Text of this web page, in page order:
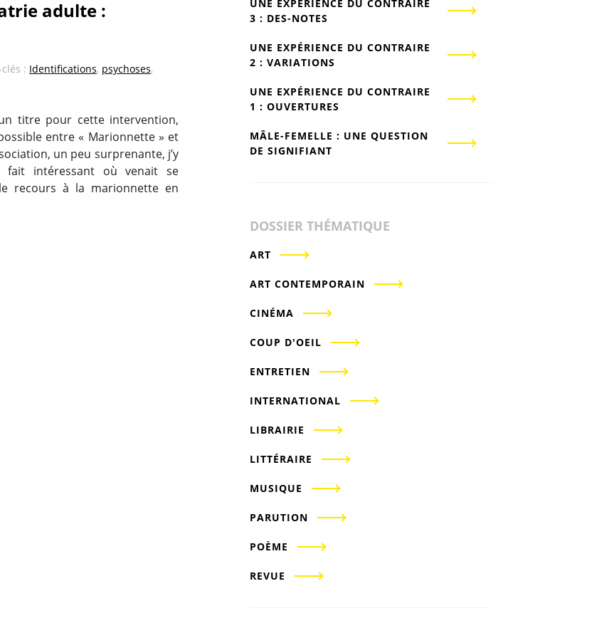
adulte :
: Identifications, psychoses,
titre pour cette intervention,
entre « Marionnette » et
un peu surprenante, j’y
intéressant où venait se
recours à la marionnette en
UNE EXPÉRIENCE DU CONTRAIRE
3 : DES-NOTES
UNE EXPÉRIENCE DU CONTRAIRE
2 : VARIATIONS
UNE EXPÉRIENCE DU CONTRAIRE
1 : OUVERTURES
MÂLE-FEMELLE : UNE QUESTION
DE SIGNIFIANT
DOSSIER THÉMATIQUE
ART
ART CONTEMPORAIN
CINÉMA
COUP D'OEIL
ENTRETIEN
INTERNATIONAL
LIBRAIRIE
LITTÉRAIRE
MUSIQUE
PARUTION
POÈME
REVUE